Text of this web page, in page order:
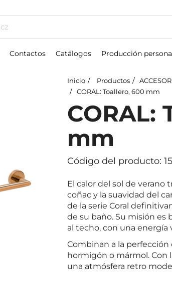
Contactos Catálogos Producción
Inicio Productos
CORAL: Toallero, 600 mm
CORAL:
mm
Código del producto:
El calor del sol de verano
coñac y la suavidad del
de la serie Coral
de su baño. Su misión es
al techo, con una energía
Combinan a la
hormigón o mármol. Con
una atmósfera retro